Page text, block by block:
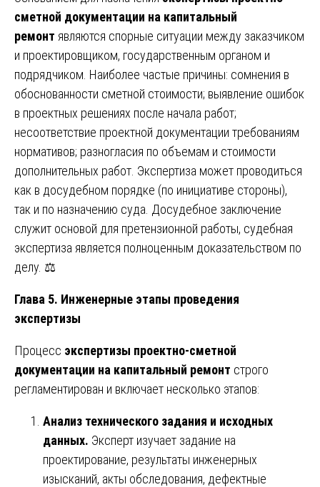
сметной документации на капитальный
ремонт являются спорные ситуации между заказчиком
и проектировщиком, государственным органом и
подрядчиком. Наиболее частые причины: сомнения в
обоснованности сметной стоимости; выявление ошибок
в проектных решениях после начала работ;
несоответствие проектной документации требованиям
нормативов; разногласия по объемам и стоимости
дополнительных работ. Экспертиза может проводиться
как в досудебном порядке (по инициативе стороны),
так и по назначению суда. Досудебное заключение
служит основой для претензионной работы, судебная
экспертиза является полноценным доказательством по
делу. ⚖️
Глава 5. Инженерные этапы проведения
экспертизы
Процесс экспертизы проектно-сметной
документации на капитальный ремонт строго
регламентирован и включает несколько этапов:
Анализ технического задания и исходных
данных. Эксперт изучает задание на
проектирование, результаты инженерных
изысканий, акты обследования, дефектные